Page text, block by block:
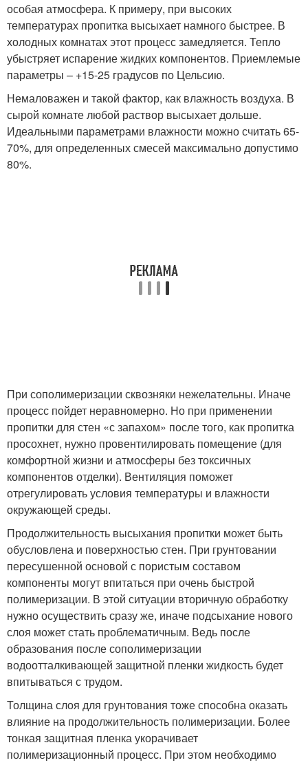
особая атмосфера. К примеру, при высоких
температурах пропитка высыхает намного быстрее. В
холодных комнатах этот процесс замедляется. Тепло
убыстряет испарение жидких компонентов. Приемлемые
параметры – +15-25 градусов по Цельсию.
Немаловажен и такой фактор, как влажность воздуха. В
сырой комнате любой раствор высыхает дольше.
Идеальными параметрами влажности можно считать 65-
70%, для определенных смесей максимально допустимо
80%.
При сополимеризации сквозняки нежелательны. Иначе
процесс пойдет неравномерно. Но при применении
пропитки для стен «с запахом» после того, как пропитка
просохнет, нужно провентилировать помещение (для
комфортной жизни и атмосферы без токсичных
компонентов отделки). Вентиляция поможет
отрегулировать условия температуры и влажности
окружающей среды.
Продолжительность высыхания пропитки может быть
обусловлена и поверхностью стен. При грунтовании
пересушенной основой с пористым составом
компоненты могут впитаться при очень быстрой
полимеризации. В этой ситуации вторичную обработку
нужно осуществить сразу же, иначе подсыхание нового
слоя может стать проблематичным. Ведь после
образования после сополимеризации
водоотталкивающей защитной пленки жидкость будет
впитываться с трудом.
Толщина слоя для грунтования тоже способна оказать
влияние на продолжительность полимеризации. Более
тонкая защитная пленка укорачивает
полимеризационный процесс. При этом необходимо